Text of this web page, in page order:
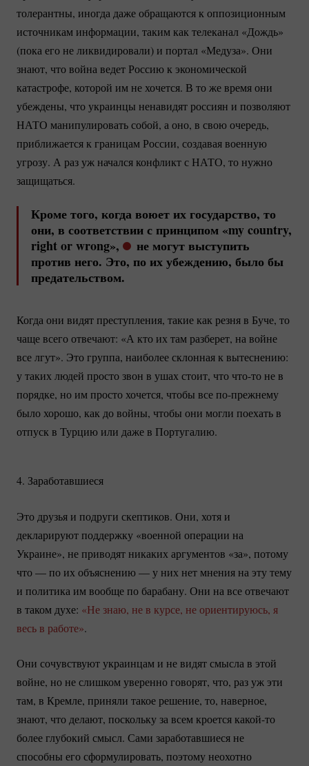
толерантны, иногда даже обращаются к оппозиционным
источникам информации, таким как телеканал «Дождь»
(пока его не ликвидировали) и портал «Медуза». Они
знают, что война ведет Россию к экономической
катастрофе, которой им не хочется. В то же время они
убеждены, что украинцы ненавидят россиян и позволяют
НАТО манипулировать собой, а оно, в свою очередь,
приближается к границам России, создавая военную
угрозу. А раз уж начался конфликт с НАТО, то нужно
защищаться.
Кроме того, когда воюет их государство, то
они, в соответствии с принципом «my country,
right or wrong»,
не могут выступить
против него. Это, по их убеждению, было бы
предательством.
Когда они видят преступления, такие как резня в Буче, то
чаще всего отвечают: «А кто их там разберет, на войне
все лгут». Это группа, наиболее склонная к вытеснению:
у таких людей просто звон в ушах стоит, чточто-тоне в
порядке, но им просто хочется, чтобы всепо-прежнему
было хорошо, как до войны, чтобы они могли поехать в
отпуск в Турцию или даже в Португалию.
4. Заработавшиеся
Это друзья и подруги скептиков. Они, хотя и
декларируют поддержку «военной операции на
Украине», не приводят никаких аргументов «за», потому
что — по их объяснению — у них нет мнения на эту тему
и политика им вообще по барабану. Они на все отвечают
в таком духе: «Не знаю, не в курсе, не ориентируюсь, я
весь в работе».
Они сочувствуют украинцам и не видят смысла в этой
войне, но не слишком уверенно говорят, что, раз уж эти
там, в Кремле, приняли такое решение, то, наверное,
знают, что делают, поскольку за всем кроетсякакой-то
более глубокий смысл. Сами заработавшиеся не
способны его сформулировать, поэтому неохотно